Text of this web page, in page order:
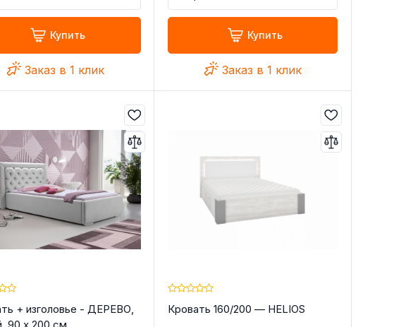
Купить
Заказ в 1 клик
Купить
Заказ в 1 клик
+ изголовье - ДЕРЕВО,
Кровать 160/200 — HELIOS